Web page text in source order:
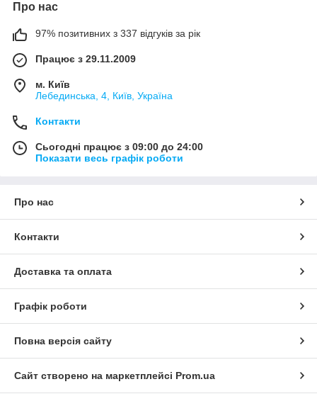
Про нас
97% позитивних з 337 відгуків за рік
Працює з 29.11.2009
м. Київ
Лебединська, 4, Київ, Україна
Контакти
Сьогодні працює з 09:00 до 24:00
Показати весь графік роботи
Про нас
Контакти
Доставка та оплата
Графік роботи
Повна версія сайту
Сайт створено на маркетплейсі Prom.ua